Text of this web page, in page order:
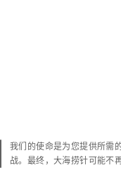
我们的使命是为您提供所需
战。最终，大海捞针可能不